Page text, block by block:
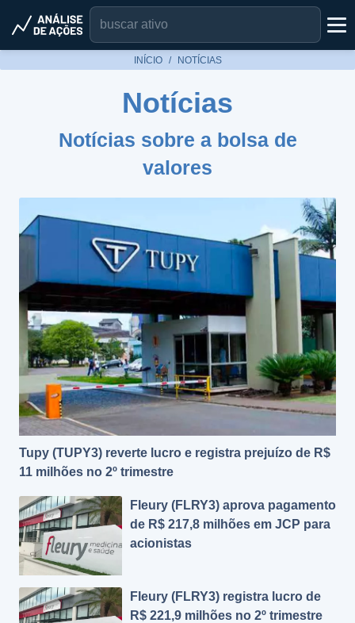
INÍCIO NOTÍCIAS
Notícias
Notícias sobre a bolsa de
valores
Tupy (TUPY3) reverte lucro e registra prejuízo de R$
11 milhões no 2º trimestre
Fleury (FLRY3) aprova pagamento
de R$ 217,8 milhões em JCP para
acionistas
Fleury (FLRY3) registra lucro de
R$ 221,9 milhões no 2º trimestre